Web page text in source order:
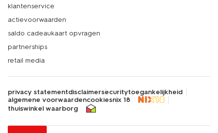
klantenservice
actievoorwaarden
saldo cadeaukaart opvragen
partnerships
retail media
privacy statementdisclaimersecuritytoegankelijkheid
algemene voorwaardencookiesnix 18
thuiswinkel waarborg